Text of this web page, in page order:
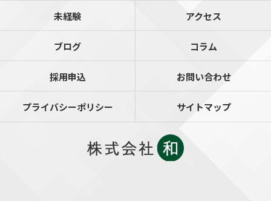
未経験 アクセス
ブログ コラム
採用申込 お問い合わせ
プライバシーポリシー サイトマップ